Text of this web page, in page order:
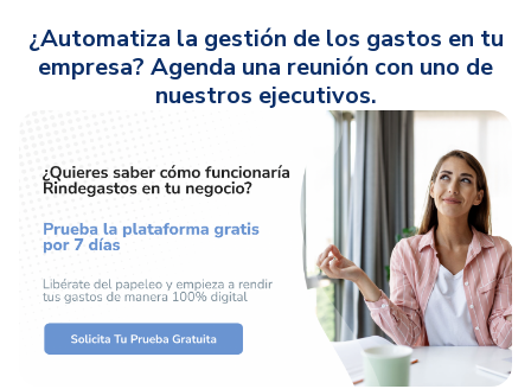
¿Automatiza la gestión de los gastos en tu
empresa? Agenda una reunión con uno de
nuestros ejecutivos.